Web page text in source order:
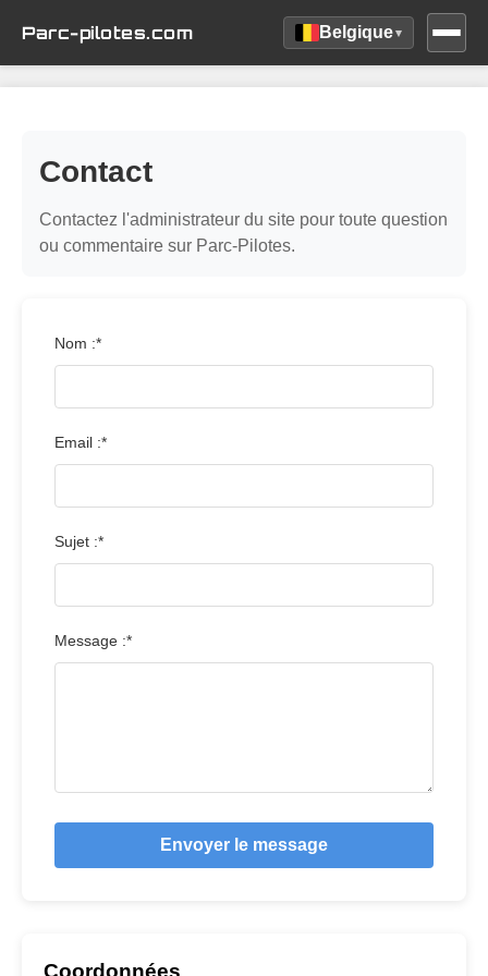
Parc-pilotes.com Belgique▾
Contact
Contactez l'administrateur du site pour toute question
ou commentaire sur Parc-Pilotes.
Nom :*
Email :*
Sujet :*
Message :*
Envoyer le message
Coordonnées